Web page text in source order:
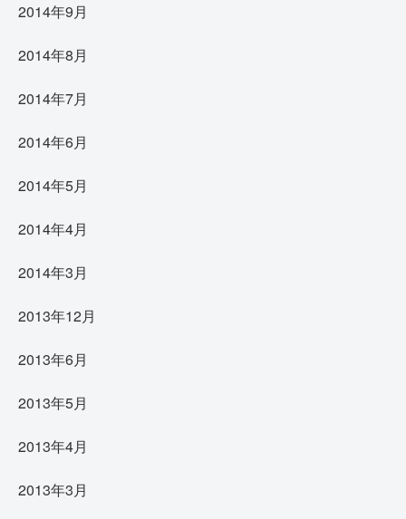
2014年9月
2014年8月
2014年7月
2014年6月
2014年5月
2014年4月
2014年3月
2013年12月
2013年6月
2013年5月
2013年4月
2013年3月